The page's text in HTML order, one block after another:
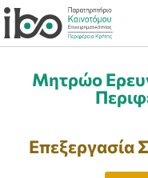
Μητρώο
Επεξεργασία